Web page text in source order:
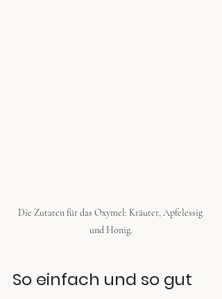
Die Zutaten für das Oxymel: Kräuter, Apfelessig
und Honig.
So einfach und so gut